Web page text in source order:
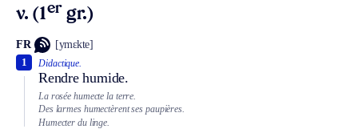
v. (1er gr.)
FR [ymɛkte]
Didactique.
Rendre humide.
1
La rosée humecte la terre.
Des larmes humectèrent ses paupières.
Humecter du linge.